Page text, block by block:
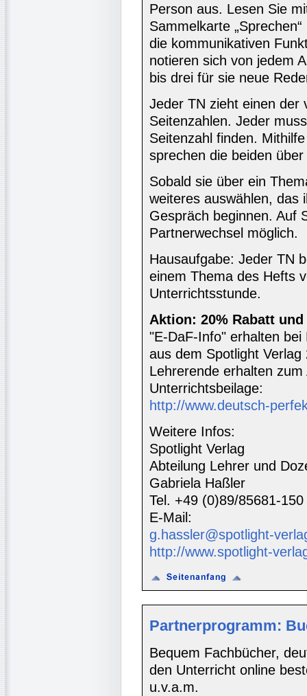
Person aus. Lesen Sie
Sammelkarte
die kommunikativen
notieren sich von jedem
bis drei für sie neue
Jeder TN zieht einen der
Seitenzahlen. Jeder
Seitenzahl finden.
sprechen die beiden
Sobald sie über ein
weiteres auswählen, das
Gespräch beginnen. Auf
Partnerwechsel möglich.
Hausaufgabe: Jeder TN
einem Thema des Hefts
Unterrichtsstunde.
Aktion: 20% Rabatt
"E-DaF-Info" erhalten
aus dem Spotlight
Lehrerende erhalten
Unterrichtsbeilage:
http://www.deutsch-
Weitere Infos:
Spotlight Verlag
Abteilung Lehrer und
Gabriela Haßler
Tel. +49 (0)89/85681-150
E-Mail:
g.hassler@spotlight-
http://www.spotlight-
Partnerprogramm:
Bequem Fachbücher,
den Unterricht online
u.v.a.m.